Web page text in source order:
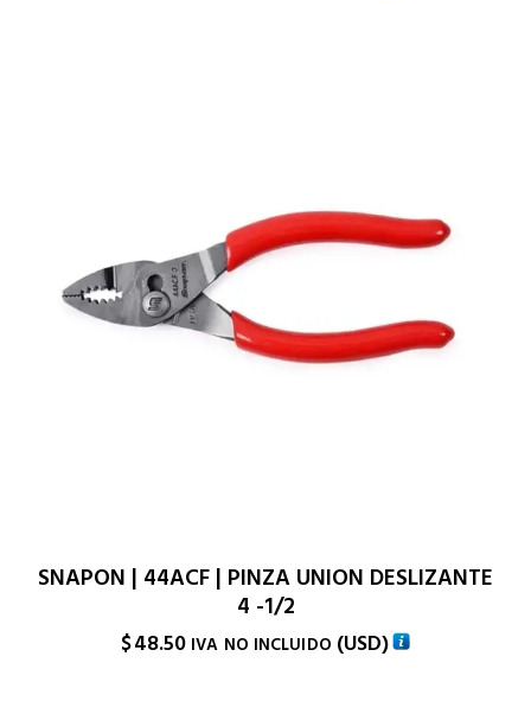
SNAPON | 44ACF | PINZA UNION DESLIZANTE
4 -1/2
$48.50 IVA NO INCLUIDO (USD)